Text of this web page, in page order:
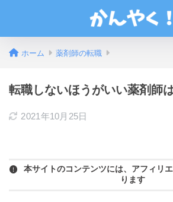
ホーム 薬剤師の転職
転職しないほうがいい薬剤師
2021年10月25日
本サイトのコンテンツには、アフィリ
ります